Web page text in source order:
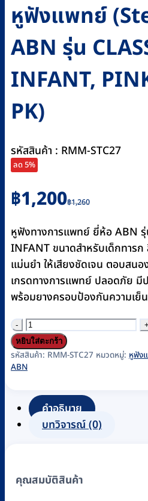
หูฟังแพทย์
ABN รุ่น
INFANT,
PK)
รหัสสินค้า : RMM-STC27
ลด 5%
฿1,260
Original
price
was:
฿1,260.
฿1,200
Current
price
is:
฿1,200.
หูฟังทางการแพทย์ ยี่ห้อ ABN รุ่
INFANT ขนาดสำหรับเด็กทาร
แม่นยำ ให้เสียงชัดเจน ตอบสน
เกรดทางการแพทย์ ปลอดภัย มี
พร้อมยางครอบป้องกันความเย็น
จำนวน
หู
ฟัง
แพทย์
ABN
รุ่น
PINK
หยิบใส่ตะกร้า
รหัสสินค้า: RMM-STC27 หมวดหมู่: หูฟัง
ABN
คำอธิบาย
บทวิจารณ์ (0)
คุณสมบัติสินค้า